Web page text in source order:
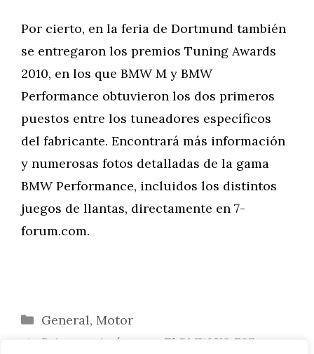
Por cierto, en la feria de Dortmund también
se entregaron los premios Tuning Awards
2010, en los que BMW M y BMW
Performance obtuvieron los dos primeros
puestos entre los tuneadores específicos
del fabricante. Encontrará más información
y numerosas fotos detalladas de la gama
BMW Performance, incluidos los distintos
juegos de llantas, directamente en 7-
forum.com.
Categorías
General, Motor
Primeras imágenes: El BMW X3 F25 con